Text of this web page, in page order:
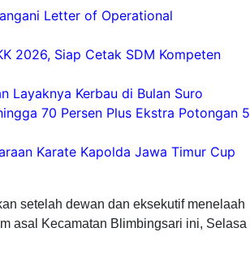
Letter of Operational
2026, Siap Cetak SDM Kompeten
Layaknya Kerbau di Bulan Suro
70 Persen Plus Ekstra Potongan 5
Karate Kapolda Jawa Timur Cup
setelah dewan dan eksekutif menelaah
asal Kecamatan Blimbingsari ini, Selasa